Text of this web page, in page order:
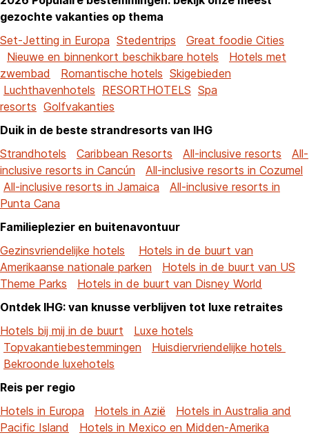
gezochte vakanties op thema
Set-Jetting in Europa Stedentrips
Great foodie Cities
Nieuwe en binnenkort beschikbare hotels
Hotels met
zwembad
Romantische hotels Skigebieden
Luchthavenhotels RESORTHOTELS Spa
resorts Golfvakanties
Duik in de beste strandresorts van IHG
Strandhotels
Caribbean Resorts All-inclusive resorts
All-
inclusive resorts in Cancún
All-inclusive resorts in Cozumel
All-inclusive resorts in Jamaica
All-inclusive resorts in
Punta Cana
Familieplezier en buitenavontuur
Gezinsvriendelijke hotels
Hotels in de buurt van
Amerikaanse nationale parken
Hotels in de buurt van US
Theme Parks
Hotels in de buurt van Disney World
Ontdek IHG: van knusse verblijven tot luxe retraites
Hotels bij mij in de buurt
Luxe hotels
Topvakantiebestemmingen
Huisdiervriendelijke hotels
Bekroonde luxehotels
Reis per regio
Hotels in Europa
Hotels in Azië
Hotels in Australia and
Pacific Island
Hotels in Mexico en Midden-Amerika